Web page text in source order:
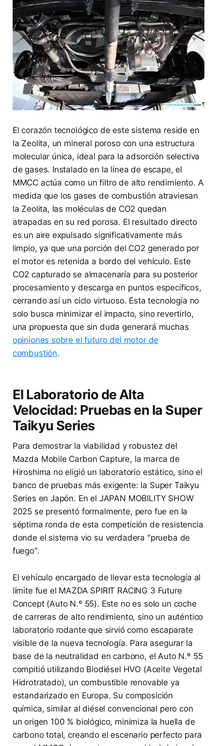
El corazón tecnológico de este sistema reside en
la Zeolita, un mineral poroso con una estructura
molecular única, ideal para la adsorción selectiva
de gases. Instalado en la línea de escape, el
MMCC actúa como un filtro de alto rendimiento. A
medida que los gases de combustión atraviesan
la Zeolita, las moléculas de CO2 quedan
atrapadas en su red porosa. El resultado directo
es un aire expulsado significativamente más
limpio, ya que una porción del CO2 generado por
el motor es retenida a bordo del vehículo. Este
CO2 capturado se almacenaría para su posterior
procesamiento y descarga en puntos específicos,
cerrando así un ciclo virtuoso. Esta tecnología no
solo busca minimizar el impacto, sino revertirlo,
una propuesta que sin duda generará muchas
opiniones sobre el futuro del motor de
combustión.
El Laboratorio de Alta
Velocidad: Pruebas en la Super
Taikyu Series
Para demostrar la viabilidad y robustez del
Mazda Mobile Carbon Capture, la marca de
Hiroshima no eligió un laboratorio estático, sino el
banco de pruebas más exigente: la Super Taikyu
Series en Japón. En el JAPAN MOBILITY SHOW
2025 se presentó formalmente, pero fue en la
séptima ronda de esta competición de resistencia
donde el sistema vio su verdadera "prueba de
fuego".
El vehículo encargado de llevar esta tecnología al
límite fue el MAZDA SPIRIT RACING 3 Future
Concept (Auto N.º 55). Este no es solo un coche
de carreras de alto rendimiento, sino un auténtico
laboratorio rodante que sirvió como escaparate
visible de la nueva tecnología. Para asegurar la
base de la neutralidad en carbono, el Auto N.º 55
compitió utilizando Biodiésel HVO (Aceite Vegetal
Hidrotratado), un combustible renovable ya
estandarizado en Europa. Su composición
química, similar al diésel convencional pero con
un origen 100 % biológico, minimiza la huella de
carbono total, creando el escenario perfecto para